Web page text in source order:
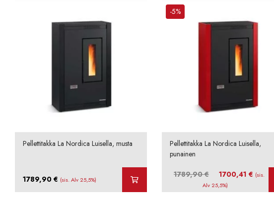
Pellettitakka La Nordica Luisella, musta
1789,90 € (sis. Alv 25,5%)
-5%
Pellettitakka La Nordica Luisella,
punainen
1789,90€
Alkuperäinen
hinta
oli:
1700,41 €Nykyinen
on:
(sis.
Alv 25,5%)